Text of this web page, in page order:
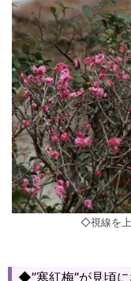
◇視線を上
◆”寒紅梅”が見頃